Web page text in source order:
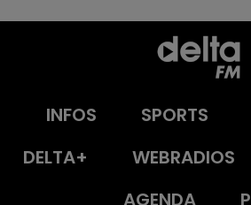
INFOS SPORTS
DELTA+
WEBRADIOS
AGENDA